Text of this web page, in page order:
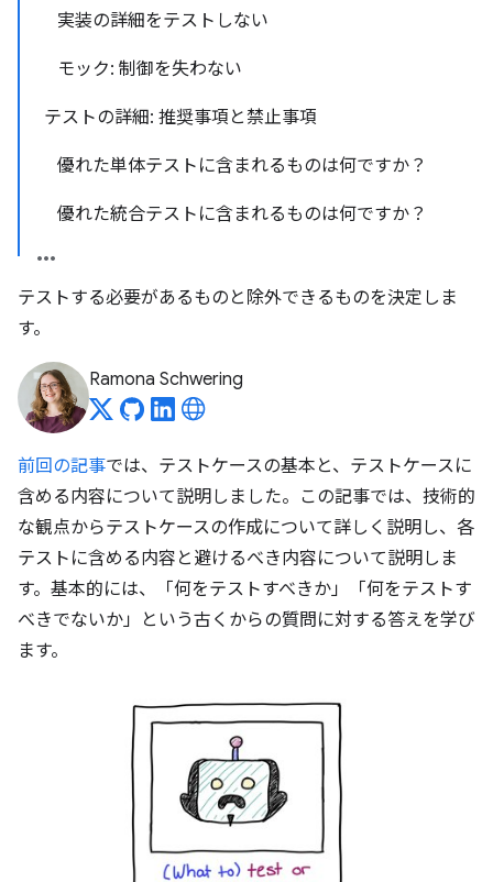
実装の詳細をテストしない
モック: 制御を失わない
テストの詳細: 推奨事項と禁止事項
優れた単体テストに含まれるものは何ですか？
優れた統合テストに含まれるものは何ですか？
テストする必要があるものと除外できるものを決定しま
す。
Ramona Schwering
前回の記事では、テストケースの基本と、テストケースに
含める内容について説明しました。この記事では、技術的
な観点からテストケースの作成について詳しく説明し、各
テストに含める内容と避けるべき内容について説明しま
す。基本的には、「何をテストすべきか」「何をテストす
べきでないか」という古くからの質問に対する答えを学び
ます。